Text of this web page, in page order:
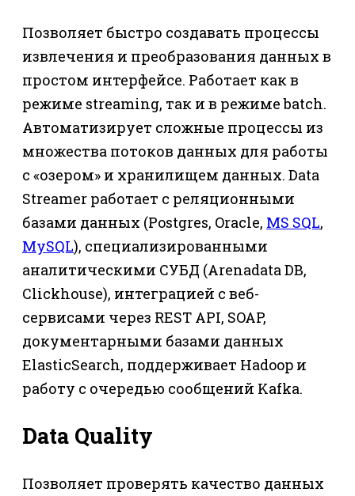
Позволяет быстро создавать процессы
извлечения и преобразования данных в
простом интерфейсе. Работает как в
режиме streaming, так и в режиме batch.
Автоматизирует сложные процессы из
множества потоков данных для работы
с «озером» и хранилищем данных. Data
Streamer работает с реляционными
базами данных (Postgres, Oracle, MS SQL,
MySQL), специализированными
аналитическими СУБД (Arenadata DB,
Clickhouse), интеграцией с веб-
сервисами через REST API, SOAP,
документарными базами данных
ElasticSearch, поддерживает Hadoop и
работу с очередью сообщений Kafka.
Data Quality
Позволяет проверять качество данных